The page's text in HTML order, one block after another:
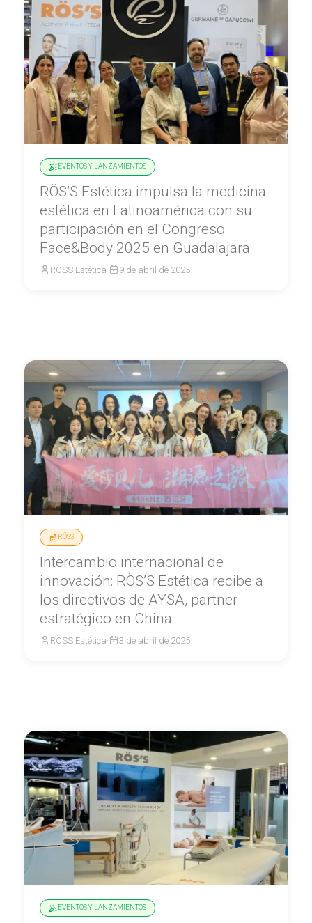
EVENTOS Y LANZAMIENTOS
RÖS’S Estética impulsa la medicina
estética en Latinoamérica con su
participación en el Congreso
Face&Body 2025 en Guadalajara
RÖSS Estética· 9 de abril de 2025
RÖSS
Intercambio internacional de
innovación: RÖS’S Estética recibe a
los directivos de AYSA, partner
estratégico en China
RÖSS Estética· 3 de abril de 2025
EVENTOS Y LANZAMIENTOS